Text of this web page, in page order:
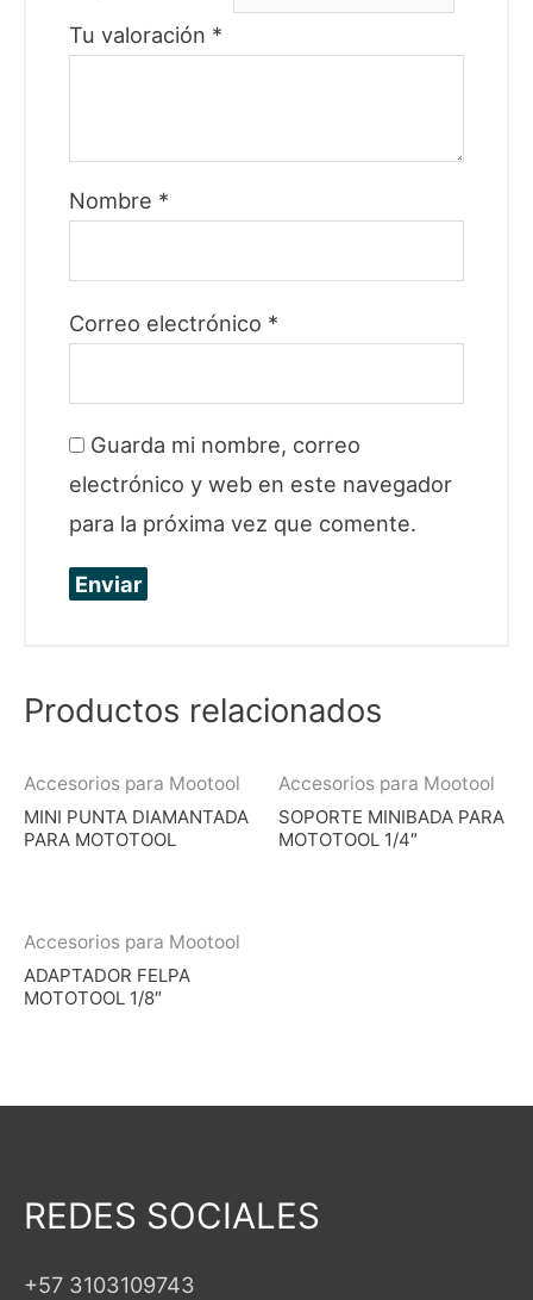
Tu valoración *
Nombre *
Correo electrónico *
Guarda mi nombre, correo
electrónico y web en este navegador
para la próxima vez que comente.
Productos relacionados
Accesorios para Mootool
MINI PUNTA DIAMANTADA
PARA MOTOTOOL
Accesorios para Mootool
SOPORTE MINIBADA PARA
MOTOTOOL 1/4″
Accesorios para Mootool
ADAPTADOR FELPA
MOTOTOOL 1/8″
REDES SOCIALES
+57 3103109743